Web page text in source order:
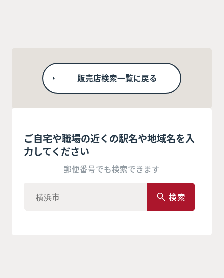
販売店検索一覧に戻る
ご自宅や職場の近くの駅名や地域名を入
力してください
郵便番号でも検索できます
検索